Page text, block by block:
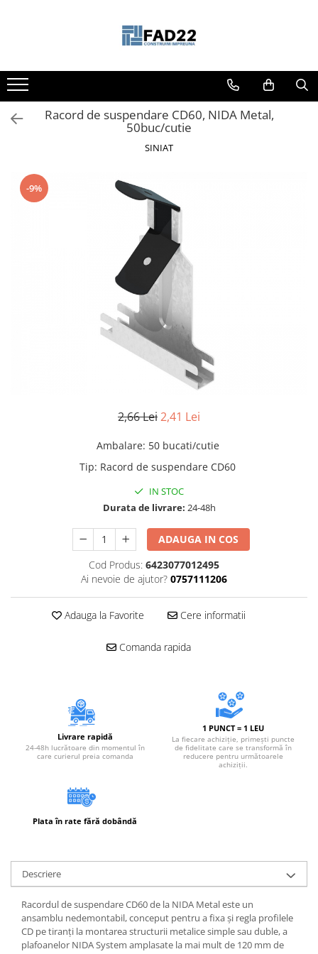
Materiale de constructii
Termoizolatii
Vata minerala
Lemn pentru constructii
OSB
Accesorii pentru cofraje
Sape de egalizare, sape
Scule electrice, unelte si accesorii
Scule electrice
Masini de gaurit si insurubat
Surubelnite, clesti si chei
Ciocane si topoare
Dalti, spituri, leviere
Cuttere, cutite si foarfece
Accesorii si consumabile
Accesorii pentru polizare, slefuire
Burghie
Organizatoare
Accesorii unelte
Role abrazive
Unelte electrice speciale
Racord de suspendare CD60, NIDA Metal,
50buc/cutie
SINIAT
-9%
2,66 Lei2,41 Lei
Ambalare: 50 bucati/cutie
Tip: Racord de suspendare CD60
IN STOC
Durata de livrare: 24-48h
ADAUGA IN COS
Cod Produs: 6423077012495
Ai nevoie de ajutor? 0757111206
Adauga la Favorite Cere informatii
Comanda rapida
Livrare rapidă
24-48h lucrătoare din momentul în
care curierul preia comanda
1 PUNCT = 1 LEU
La fiecare achiziție, primești puncte
de fidelitate care se transformă în
reducere pentru următoarele
achiziții.
Plata în rate fără dobândă
Descriere
Racordul de suspendare CD60 de la NIDA Metal este un
ansamblu nedemontabil, conceput pentru a fixa și regla profilele
CD pe tiranți la montarea structurii metalice simple sau duble, a
plafoanelor NIDA System amplasate la mai mult de 120 mm de